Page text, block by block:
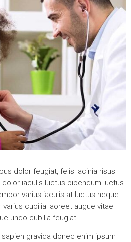
dolor feugiat, felis lacinia risus
iaculis luctus bibendum luctus
varius iaculis at luctus neque
cubilia laoreet augue vitae
undo cubilia feugiat
gravida donec enim ipsum